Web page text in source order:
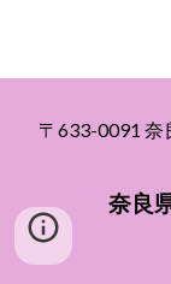
〒633-0091 奈
奈良県